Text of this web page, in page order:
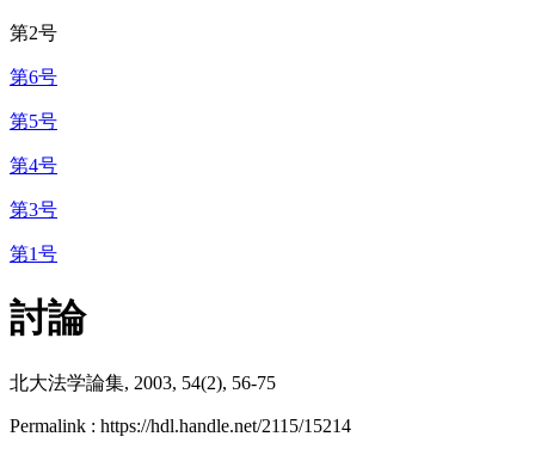
第2号
第6号
第5号
第4号
第3号
第1号
討論
北大法学論集, 2003, 54(2), 56-75
Permalink : https://hdl.handle.net/2115/15214